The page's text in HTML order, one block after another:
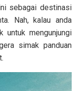
sebagai destinasi
Nah, kalau anda
untuk mengunjungi
simak panduan